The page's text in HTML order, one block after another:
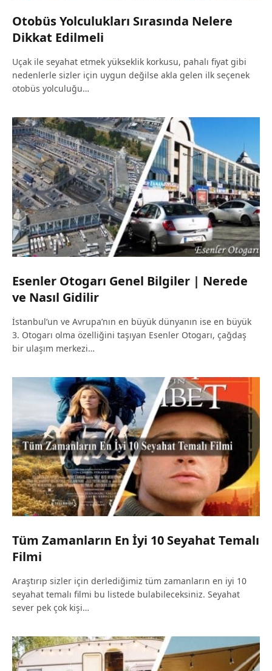
Otobüs Yolculukları Sırasında Nelere
Dikkat Edilmeli
Uçak ile seyahat etmek yükseklik korkusu, pahalı fiyat gibi
nedenlerle sizler için uygun değilse akla gelen ilk seçenek
otobüs yolculuğu…
Esenler Otogarı Genel Bilgiler | Nerede
ve Nasıl Gidilir
İstanbul’un ve Avrupa’nın en büyük dünyanın ise en büyük
3. Otogarı olma özelliğini taşıyan Esenler Otogarı, çağdaş
bir ulaşım merkezi…
Tüm Zamanların En İyi 10 Seyahat Temalı
Filmi
Araştırıp sizler için derlediğimiz tüm zamanların en iyi 10
seyahat temalı filmi bu listede bulabileceksiniz. Seyahat
sever pek çok kişi…